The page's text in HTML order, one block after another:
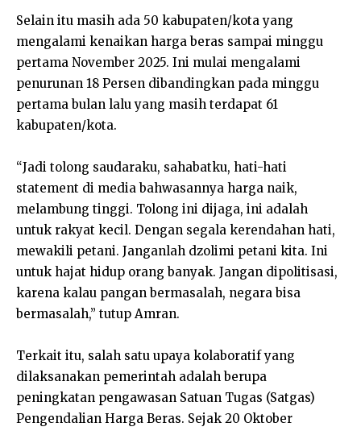
Selain itu masih ada 50 kabupaten/kota yang
mengalami kenaikan harga beras sampai minggu
pertama November 2025. Ini mulai mengalami
penurunan 18 Persen dibandingkan pada minggu
pertama bulan lalu yang masih terdapat 61
kabupaten/kota.
“Jadi tolong saudaraku, sahabatku, hati-hati
statement di media bahwasannya harga naik,
melambung tinggi. Tolong ini dijaga, ini adalah
untuk rakyat kecil. Dengan segala kerendahan hati,
mewakili petani. Janganlah dzolimi petani kita. Ini
untuk hajat hidup orang banyak. Jangan dipolitisasi,
karena kalau pangan bermasalah, negara bisa
bermasalah,” tutup Amran.
Terkait itu, salah satu upaya kolaboratif yang
dilaksanakan pemerintah adalah berupa
peningkatan pengawasan Satuan Tugas (Satgas)
Pengendalian Harga Beras. Sejak 20 Oktober